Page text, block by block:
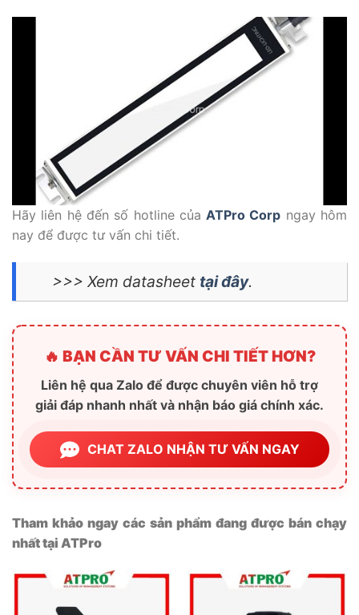
Hãy liên hệ đến số hotline củaATPro Corp ngay hôm
nay để được tư vấn chi tiết.
>>> Xem datasheet tại đây.
🔥 BẠN CẦN TƯ VẤN CHI TIẾT HƠN?
Liên hệ qua Zalo để được chuyên viên hỗ trợ
giải đáp nhanh nhất và nhận báo giá chính xác.
CHAT ZALO NHẬN TƯ VẤN NGAY
Tham khảo ngay các sản phẩm đang được bán chạy
nhất tại ATPro